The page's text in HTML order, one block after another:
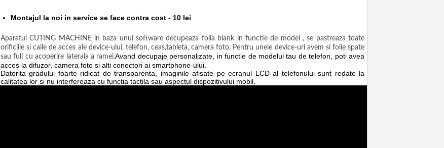
Montajul la noi in service se face contra cost - 10 lei
Aparatul CUTING MACHINE in baza unui software decupeaza folia blank in functie de model , se pastreaza toate
orificiile si caile de acces ale device-ului, telefon, ceas,tableta, camera foto, Pentru unele device-uri avem si folie spate
sau full cu acoperire laterala a ramei.Avand decupaje personalizate, in functie de modelul tau de telefon, poti avea
acces la difuzor, camera foto si alti conectori ai smartphone-ului.
Datorita gradului foarte ridicat de transparenta, imaginile afisate pe ecranul LCD al telefonului sunt redate la
calitatea lor si nu interfereaza cu functia tactila sau aspectul dispozitivului mobil.